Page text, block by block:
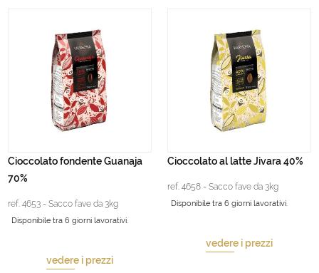
Cioccolato fondente Guanaja
70%
ref. 4653 - Sacco fave da 3kg
Disponibile tra 6 giorni lavorativi.
vedere i prezzi
Cioccolato al latte Jivara 40%
ref. 4658 - Sacco fave da 3kg
Disponibile tra 6 giorni lavorativi.
vedere i prezzi